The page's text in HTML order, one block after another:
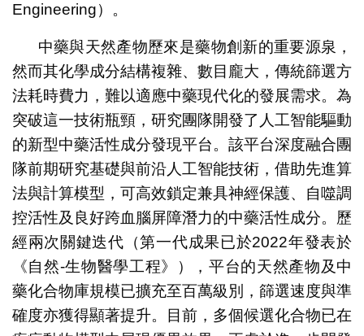
Engineering）。
中藥與天然產物歷來是藥物創新的重要源泉，
然而其化學成分結構複雜、數目龐大，傳統篩選方
法耗時費力，難以適應中藥現代化的發展需求。為
突破這一技術瓶頸，研究團隊開發了人工智能驅動
的新型中藥活性成分發現平台。該平台深度融合團
隊前期研究基礎與前沿人工智能技術，借助先進算
法與計算模型，可高效鎖定兼具神經保護、自噬調
控活性及良好跨血腦屏障潛力的中藥活性成分。歷
經兩次關鍵迭代（第一代成果已於2022年發表於
《自然-生物醫學工程》），平台的天然產物及中
藥化合物庫規模已擴充至百萬級別，篩選速度與準
確度亦獲得顯著提升。目前，多個候選化合物已在